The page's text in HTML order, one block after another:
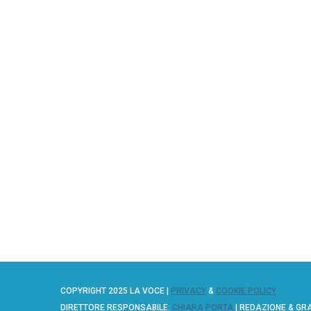
COPYRIGHT 2025 LA VOCE | PRIVACY & COOKIE POLICY
DIRETTORE RESPONSABILE: CHIARA PORTA | REDAZIONE &